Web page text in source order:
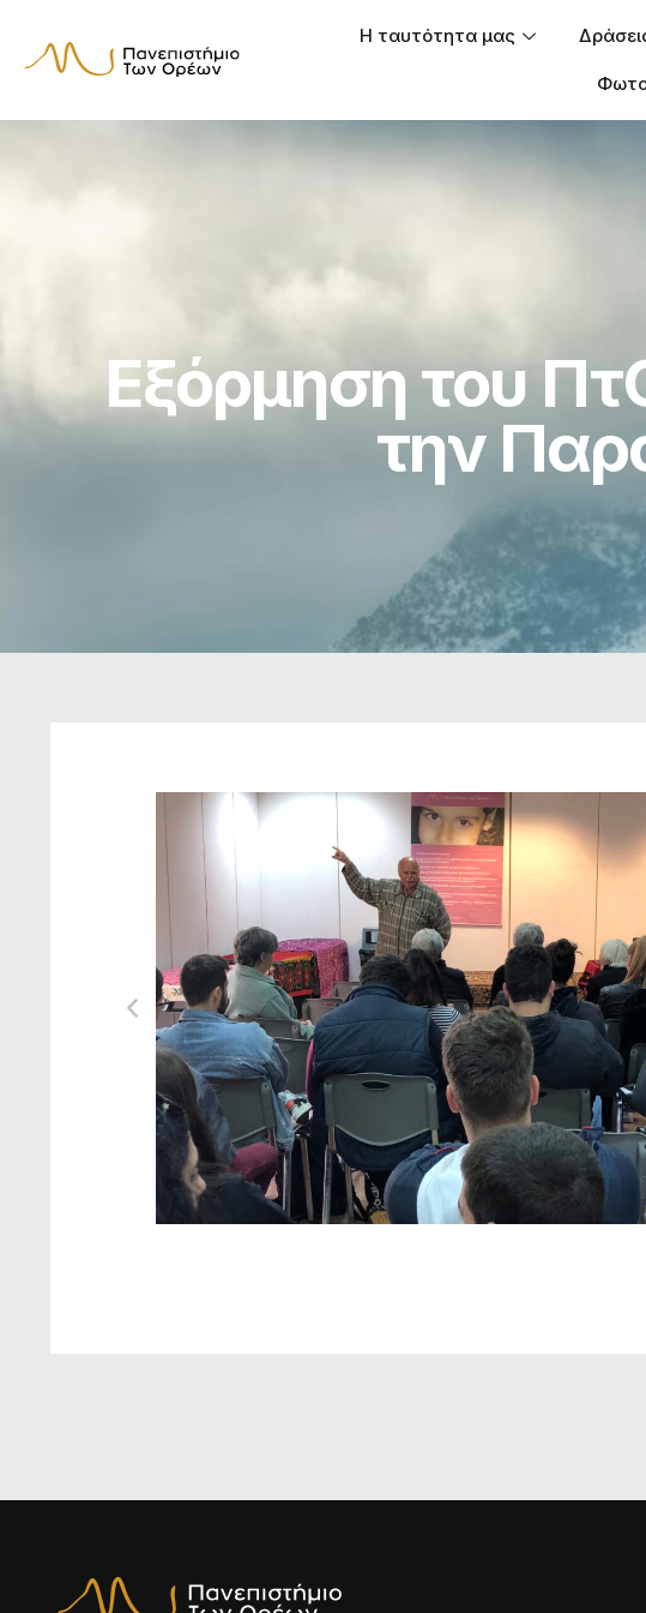
Η ταυτότητα μας
Εξόρμηση του
την